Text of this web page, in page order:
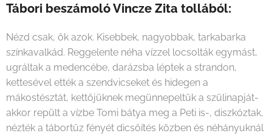
Tábori beszámoló Vincze Zita tollából:
Nézd csak, ők azok. Kisebbek, nagyobbak, tarkabarka
színkavalkád. Reggelente néha vízzel locsolták egymást,
ugráltak a medencébe, darázsba léptek a strandon,
kettesével ették a szendvicseket és hidegen a
mákostésztát, kettőjüknek megünnepeltük a szülinapját-
akkor repült a vízbe Tomi bátya meg a Peti is-, diszkóztak,
nézték a tábortűz fényét dicsőítés közben és néhányuknál